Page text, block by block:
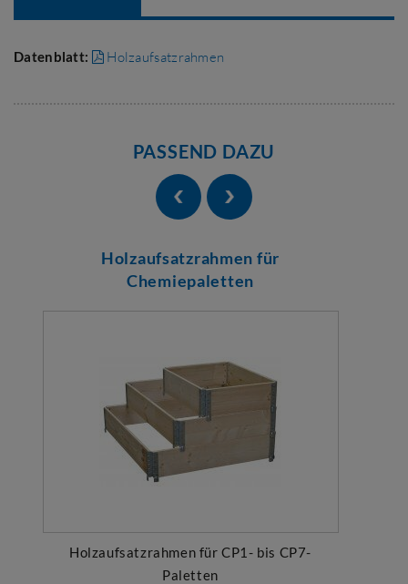
Datenblatt: Holzaufsatzrahmen
PASSEND DAZU
Holzaufsatzrahmen für
Chemiepaletten
Holzaufsatzrahmen für CP1- bis CP7-
Paletten